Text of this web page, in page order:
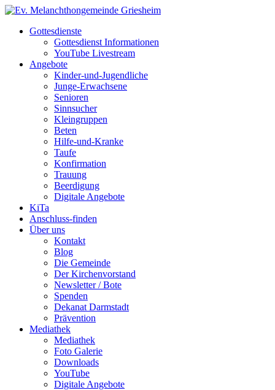
Gottesdienste
Gottesdienst Informationen
YouTube Livestream
Angebote
Kinder-und-Jugendliche
Junge-Erwachsene
Senioren
Sinnsucher
Kleingruppen
Beten
Hilfe-und-Kranke
Taufe
Konfirmation
Trauung
Beerdigung
Digitale Angebote
KiTa
Anschluss-finden
Über uns
Kontakt
Blog
Die Gemeinde
Der Kirchenvorstand
Newsletter / Bote
Spenden
Dekanat Darmstadt
Prävention
Mediathek
Mediathek
Foto Galerie
Downloads
YouTube
Digitale Angebote